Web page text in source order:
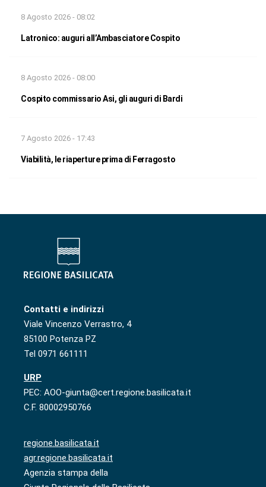
8 Agosto 2026 - 08:02
Latronico: auguri all’Ambasciatore Cospito
8 Agosto 2026 - 08:00
Cospito commissario Asi, gli auguri di Bardi
7 Agosto 2026 - 17:43
Viabilità, le riaperture prima di Ferragosto
Contatti e indirizzi
Viale Vincenzo Verrastro, 4
85100 Potenza PZ
Tel 0971 661111
URP
PEC: AOO-giunta@cert.regione.basilicata.it
C.F. 80002950766
regione.basilicata.it
agr.regione.basilicata.it
Agenzia stampa della